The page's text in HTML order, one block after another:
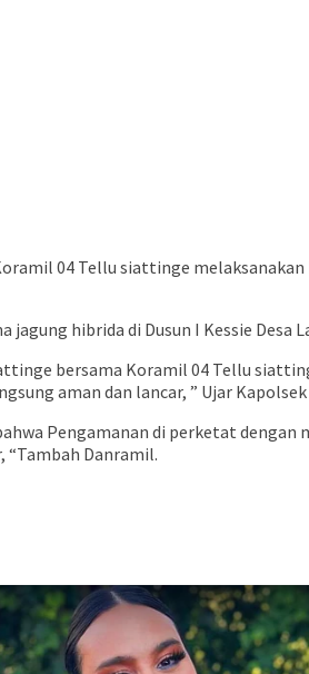
04 Tellu siattinge
hibrida di Dusun I Kessie
bersama Koramil 04 Tellu
aman dan lancar, ” Ujar
Pengamanan di perketat
“Tambah Danramil.